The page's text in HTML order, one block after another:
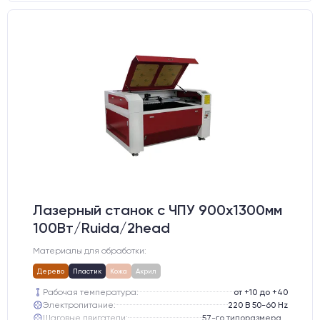
Лазерный станок c ЧПУ 900х1300мм
100Вт/Ruida/2head
Материалы для обработки:
Дерево Пластик Кожа Акрил
Рабочая температура:
от +10 до +40
Электропитание:
220 В 50-60 Hz
Шаговые двигатели: